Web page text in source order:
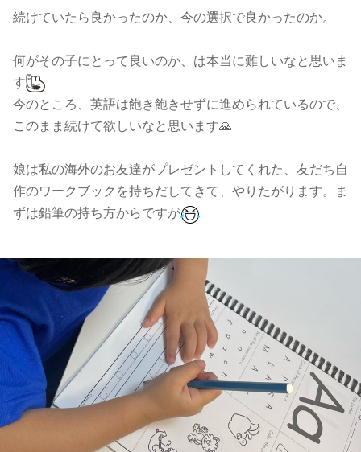
続けていたら良かったのか、今の選択で良かったのか。
何がその子にとって良いのか、は本当に難しいなと思いま
す
今のところ、英語は飽き飽きせずに進められているので、
このまま続けて欲しいなと思います🙏
娘は私の海外のお友達がプレゼントしてくれた、友だち自
作のワークブックを持ちだしてきて、やりたがります。ま
ずは鉛筆の持ち方からですが